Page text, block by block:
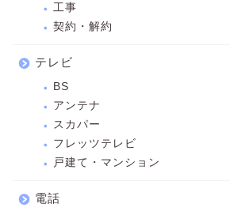
工事
契約・解約
テレビ
BS
アンテナ
スカパー
フレッツテレビ
戸建て・マンション
電話